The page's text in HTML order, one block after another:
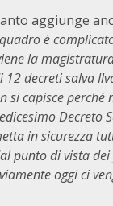
aggiunge
è
la
decreti salva
si capisce perché
Decreto
in sicurezza
punto di vista
oggi ci